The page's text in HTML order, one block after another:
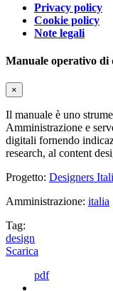
Privacy policy
Cookie policy
Note legali
Manuale operativo di
×
Il manuale è uno
Amministrazione e
digitali fornendo
research, al content
Progetto: Designers
Amministrazione: italia
Tag:
design
Scarica
pdf